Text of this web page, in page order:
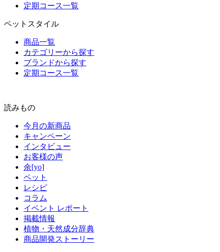
定期コース一覧
ペットスタイル
商品一覧
カテゴリーから探す
ブランドから探す
定期コース一覧
読みもの
今月の新商品
キャンペーン
インタビュー
お客様の声
余[yo]
ペット
レシピ
コラム
イベント レポート
掲載情報
植物・天然成分辞典
商品開発ストーリー